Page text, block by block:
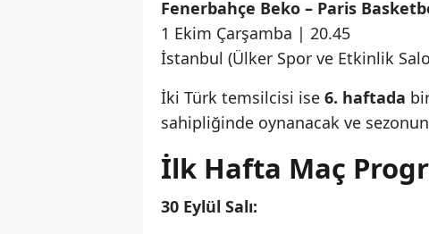
Fenerbahçe Beko – Paris
1 Ekim Çarşamba | 20.45
İstanbul (Ülker Spor ve Etkinlik
İki Türk temsilcisi ise 6. haftada
sahipliğinde oynanacak ve
İlk Hafta Maç
30 Eylül Salı: